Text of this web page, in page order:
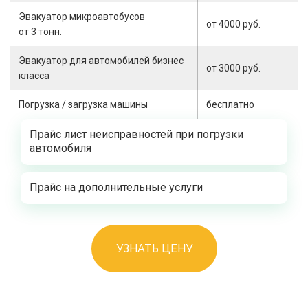
Эвакуатор микроавтобусов
от 3 тонн.
от 4000 руб.
Эвакуатор для автомобилей бизнес
класса
от 3000 руб.
Погрузка / загрузка машины бесплатно
Прайс лист неисправностей при погрузки
автомобиля
Прайс на дополнительные услуги
УЗНАТЬ ЦЕНУ